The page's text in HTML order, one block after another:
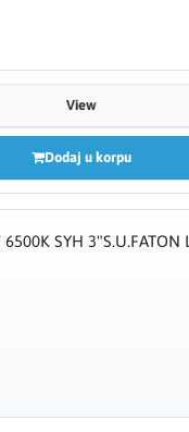
View
Dodaj u korpu